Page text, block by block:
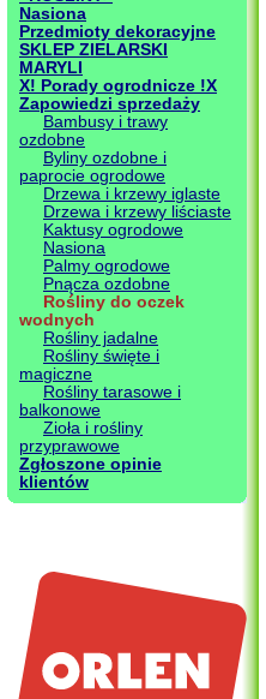
Nasiona
Przedmioty dekoracyjne
SKLEP ZIELARSKI
MARYLI
X! Porady ogrodnicze !X
Zapowiedzi sprzedaży
Bambusy i trawy
ozdobne
Byliny ozdobne i
paprocie ogrodowe
Drzewa i krzewy iglaste
Drzewa i krzewy liściaste
Kaktusy ogrodowe
Nasiona
Palmy ogrodowe
Pnącza ozdobne
Rośliny do oczek
wodnych
Rośliny jadalne
Rośliny święte i
magiczne
Rośliny tarasowe i
balkonowe
Zioła i rośliny
przyprawowe
Zgłoszone opinie
klientów